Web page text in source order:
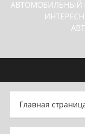
АВТОМОБИЛЬНЫЙ
Главная